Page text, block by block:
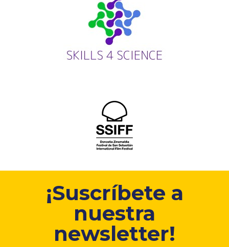
¡Suscríbete a
nuestra
newsletter!